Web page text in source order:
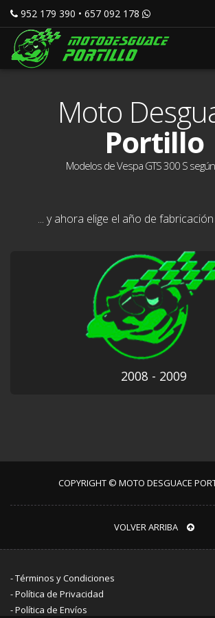
952 179 390 • 657 092 178
Moto
Portillo
Modelos de Vespa GTS 300 S
... y ahora elige el año de
2008 - 2009
COPYRIGHT © MOTO DESGUACE
VOLVER ARRIBA
-Términos y Condiciones
-Política de Privacidad
-Política de Envíos